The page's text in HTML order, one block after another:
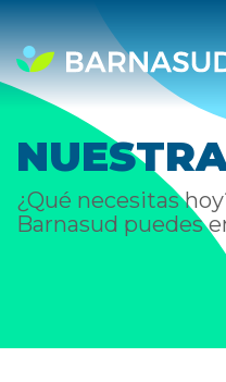
¿Qué necesitas
Barnasud puedes